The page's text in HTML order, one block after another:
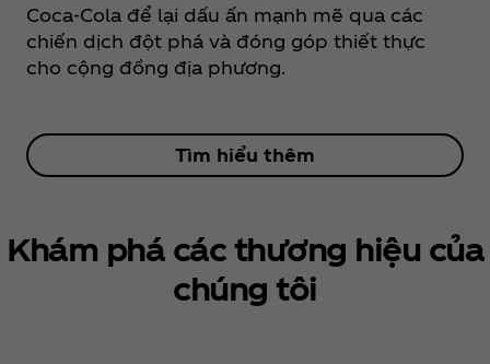
Coca‑Cola để lại dấu ấn mạnh mẽ qua các
chiến dịch đột phá và đóng góp thiết thực
cho cộng đồng địa phương.
Tìm hiểu thêm
Khám phá các thương hiệu của
chúng tôi